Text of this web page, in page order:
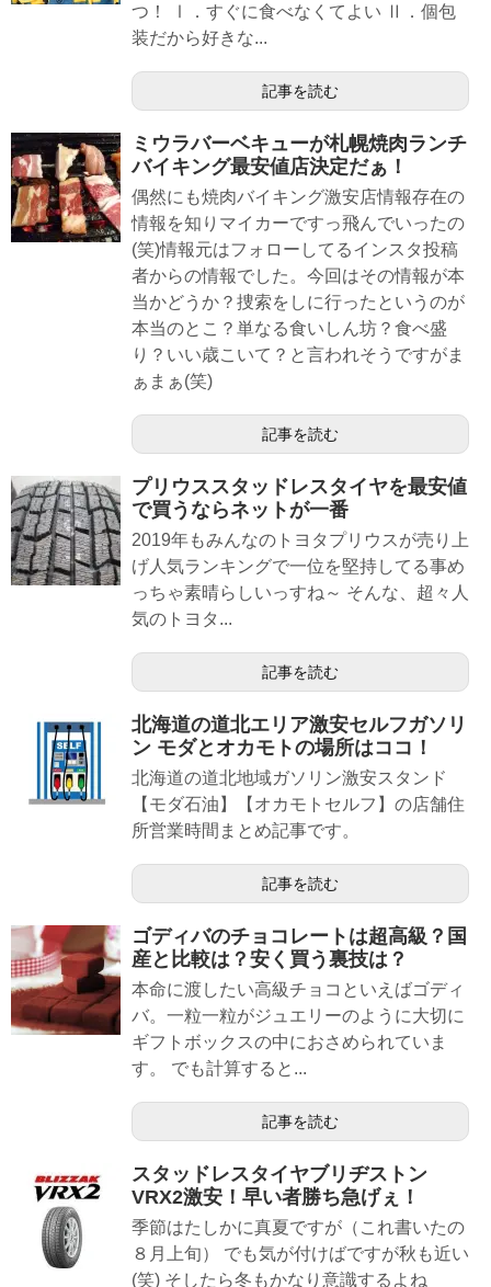
つ！ Ⅰ．すぐに食べなくてよい Ⅱ．個包
装だから好きな...
記事を読む
ミウラバーベキューが札幌焼肉ランチ
バイキング最安値店決定だぁ！
偶然にも焼肉バイキング激安店情報存在の
情報を知りマイカーですっ飛んでいったの
(笑)情報元はフォローしてるインスタ投稿
者からの情報でした。今回はその情報が本
当かどうか？捜索をしに行ったというのが
本当のとこ？単なる食いしん坊？食べ盛
り？いい歳こいて？と言われそうですがま
ぁまぁ(笑)
記事を読む
プリウススタッドレスタイヤを最安値
で買うならネットが一番
2019年もみんなのトヨタプリウスが売り上
げ人気ランキングで一位を堅持してる事め
っちゃ素晴らしいっすね～ そんな、超々人
気のトヨタ...
記事を読む
北海道の道北エリア激安セルフガソリ
ン モダとオカモトの場所はココ！
北海道の道北地域ガソリン激安スタンド
【モダ石油】【オカモトセルフ】の店舗住
所営業時間まとめ記事です。
記事を読む
ゴディバのチョコレートは超高級？国
産と比較は？安く買う裏技は？
本命に渡したい高級チョコといえばゴディ
バ。一粒一粒がジュエリーのように大切に
ギフトボックスの中におさめられていま
す。 でも計算すると...
記事を読む
スタッドレスタイヤブリヂストン
VRX2激安！早い者勝ち急げぇ！
季節はたしかに真夏ですが（これ書いたの
８月上旬） でも気が付けばですが秋も近い
(笑) そしたら冬もかなり意識するよね